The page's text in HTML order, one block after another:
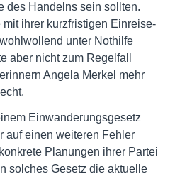
des Handelns sein sollten.
ihrer kurzfristigen Einreise-
unter Nothilfe
aber nicht zum Regelfall
Angela Merkel mehr
Einwanderungsgesetz
auf einen weiteren Fehler
Planungen ihrer Partei
solches Gesetz die aktuelle